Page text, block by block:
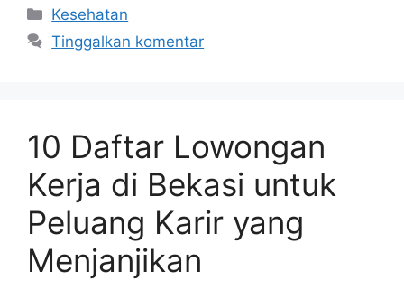
Kategori
Kesehatan
Tinggalkan komentar
10 Daftar Lowongan
Kerja di Bekasi untuk
Peluang Karir yang
Menjanjikan